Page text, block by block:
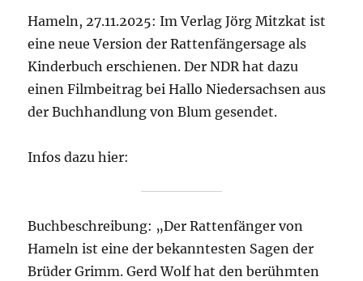
Hameln, 27.11.2025: Im Verlag Jörg Mitzkat ist
eine neue Version der Rattenfängersage als
Kinderbuch erschienen. Der NDR hat dazu
einen Filmbeitrag bei Hallo Niedersachsen aus
der Buchhandlung von Blum gesendet.
Infos dazu hier:
Buchbeschreibung: „Der Rattenfänger von
Hameln ist eine der bekanntesten Sagen der
Brüder Grimm. Gerd Wolf hat den berühmten